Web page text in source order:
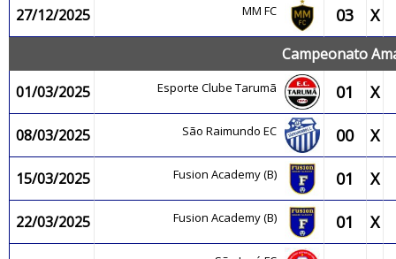
27/12/2025 MM FC 03 X
Campeonato
01/03/2025
Esporte Clube Tarumã 01 X
08/03/2025 São Raimundo EC 00 X
15/03/2025 Fusion Academy (B) 01 X
22/03/2025 Fusion Academy (B) 01 X